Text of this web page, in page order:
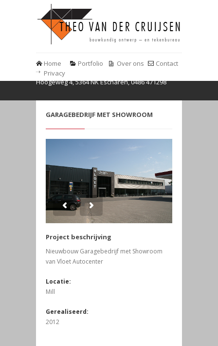
Home Portfolio Over ons
Contact
Privacy
Hoogeweg 4, 5364 NK Escharen, 0486 471298
GARAGEBEDRIJF MET SHOWROOM
Project beschrijving
Nieuwbouw Garagebedrijf met Showroom
van Vloet Autocenter
Locatie:
Mill
Gerealiseerd:
2012